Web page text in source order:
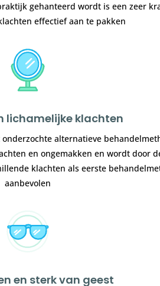
gehanteerd wordt is een zeer
effectief aan te pakken
lichamelijke klachten
alternatieve
en ongemakken en wordt door
klachten als eerste
aanbevolen
en sterk van geest